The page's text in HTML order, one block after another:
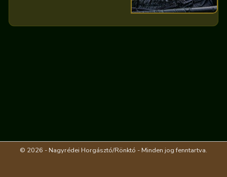
© 2026 - Nagyrédei Horgásztó/Rönktó - Minden jog fenntartva.